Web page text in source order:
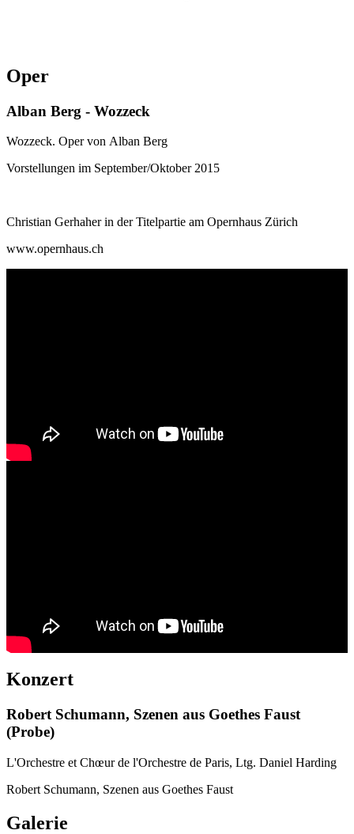
Oper
Alban Berg - Wozzeck
Wozzeck. Oper von Alban Berg
Vorstellungen im September/Oktober 2015
Christian Gerhaher in der Titelpartie am Opernhaus Zürich
www.opernhaus.ch
Konzert
Robert Schumann, Szenen aus Goethes Faust
(Probe)
L'Orchestre et Chœur de l'Orchestre de Paris, Ltg. Daniel Harding
Robert Schumann, Szenen aus Goethes Faust
Galerie